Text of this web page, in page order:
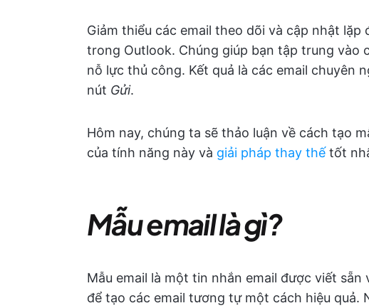
Giảm thiểu các email theo dõi và cập nhật lặp
trong Outlook. Chúng giúp bạn tập trung vào
nỗ lực thủ công. Kết quả là các email chuyên
nút Gửi.
Hôm nay, chúng ta sẽ thảo luận về cách tạo
của tính năng này và giải pháp thay thế tốt
Mẫu email là gì?
Mẫu email là một tin nhắn email được viết
để tạo các email tương tự một cách hiệu quả.